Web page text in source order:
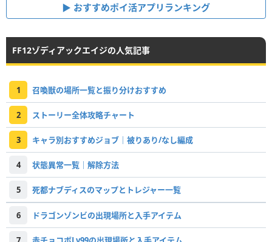
おすすめポイ活アプリランキング
FF12ゾディアックエイジの人気記事
1 召喚獣の場所一覧と振り分けおすすめ
2 ストーリー全体攻略チャート
3 キャラ別おすすめジョブ｜被りあり/なし編成
4 状態異常一覧｜解除方法
5 死都ナブディスのマップとトレジャー一覧
6 ドラゴンゾンビの出現場所と入手アイテム